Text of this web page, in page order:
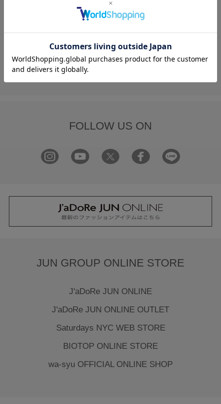
FAQ
お問い合わせ
FOLLOW US ON
JUN GROUP ONLINE STORE
J'aDoRe JUN ONLINE
J'aDoRe JUN ONLINE OUTLET
Saturdays NYC WEB STORE
BIOTOP ONLINE STORE
wa-syu OFFICIAL ONLINE SHOP